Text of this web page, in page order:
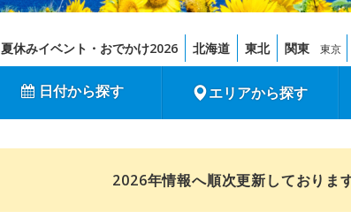
夏休みイベント・おでかけ2026 北海道 東北 関東 東京
日付から探す エリアから探す
2026年情報へ順次更新しておりま